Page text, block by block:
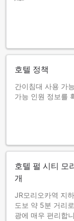
호텔 정책
간이침대 사용 가
가능 인원 정보를
호텔 펄 시티
개
JR모리오카역 지
도보 약 5분 거리
광에 매우 편리합